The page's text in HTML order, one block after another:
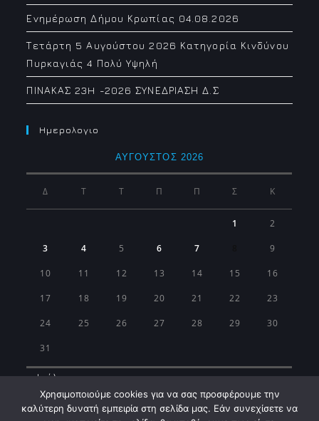
Ενημέρωση Δήμου Κρωπίας 04.08.2026
Τετάρτη 5 Αυγούστου 2026 Κατηγορία Κινδύνου
Πυρκαγιάς 4 Πολύ Υψηλή
ΠΙΝΑΚΑΣ 23H -2026 ΣΥΝΕΔΡΙΑΣΗ Δ.Σ
Ημερολογιο
ΑΎΓΟΥΣΤΟΣ 2026
Δ Τ Τ Π Π Σ Κ
1 2
3 4 5 6 7 9
10 11 12 13 14 15 16
17 18 19 20 21 22 23
24 25 26 27 28 29 30
31
« Ιούλ
Χρησιμοποιούμε cookies για να σας προσφέρουμε την
καλύτερη δυνατή εμπειρία στη σελίδα μας. Εάν συνεχίσετε να